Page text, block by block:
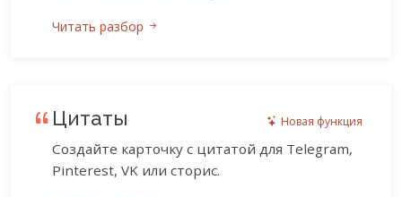
Читать разбор
Цитаты Новая функция
Создайте карточку с цитатой для Telegram,
Pinterest, VK или сторис.